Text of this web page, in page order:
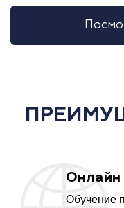
Онлайн
Обучение